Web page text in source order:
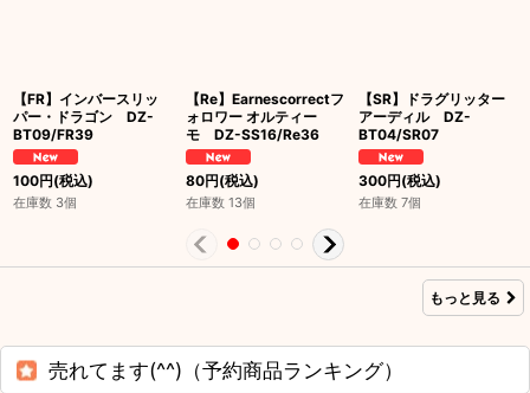
【FR】インバースリッ
パー・ドラゴン DZ-
BT09/FR39
100円(税込)
在庫数 3個
【Re】Earnescorrectフ
ォロワー オルティー
モ DZ-SS16/Re36
80円(税込)
在庫数 13個
【SR】ドラグリッター
アーディル DZ-
BT04/SR07
300円(税込)
在庫数 7個
もっと見る
売れてます(^^)（予約商品ランキング）